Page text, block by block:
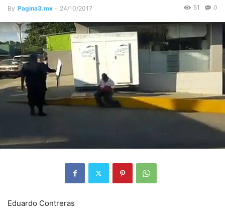
By Pagina3.mx - 24/10/2017 0
51
Eduardo Contreras